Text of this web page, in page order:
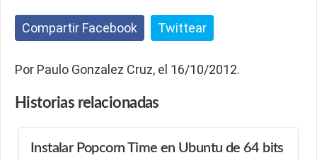
Compartir Facebook Twittear
Por Paulo Gonzalez Cruz, el 16/10/2012.
Historias relacionadas
Instalar Popcorn Time en Ubuntu de 64 bits